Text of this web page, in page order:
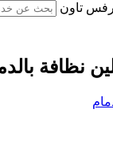
تاون
نظافة